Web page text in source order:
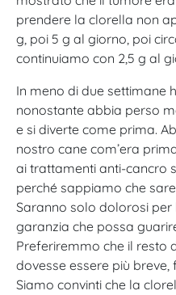
prendere la clorella non
g, poi 5 g al giorno, poi
continuiamo con 2,5 g al
In meno di due settimane
nonostante abbia perso
e si diverte come prima.
nostro cane com’era
ai trattamenti anti-cancro
perché sappiamo che
Saranno solo dolorosi per
garanzia che possa
Preferiremmo che il resto
dovesse essere più
Siamo convinti che la